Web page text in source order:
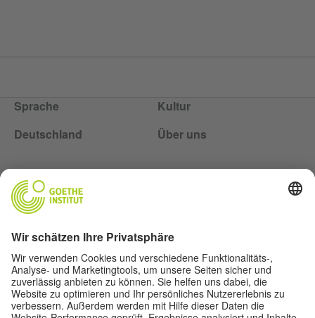
Sprache
Kultur
Deutschland
Über uns